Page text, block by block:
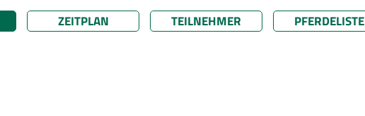
ZEITPLAN TEILNEHMER PFERDELISTE